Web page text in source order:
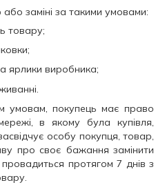
заміні за такими умовами:
товару;
ярлики виробника;
умовам, покупець має право
в якому була купівля,
особу покупця, товар,
про своє бажання замінити
протягом 7 днів з